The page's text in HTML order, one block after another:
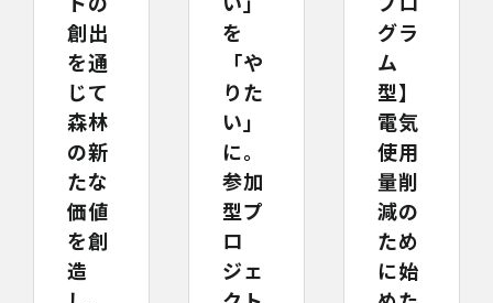
創出
を通
じて
森林
の新
たな
価値
を創
造
を
「や
りた
い」
に。
参加
型プ
ロ
ジェ
グラ
ム
型】
電気
使用
量削
減の
ため
に始